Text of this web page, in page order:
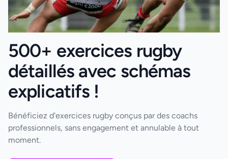
500+ exercices rugby
détaillés avec schémas
explicatifs !
Bénéficiez d'exercices rugby conçus par des coachs
professionnels, sans engagement et annulable à tout
moment.